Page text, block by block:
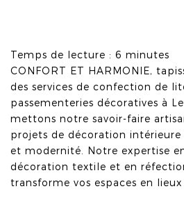
Temps de lecture : 6 minutes
CONFORT ET HARMONIE,
des services de confection de
passementeries décoratives à
mettons notre savoir-faire
projets de décoration
et modernité. Notre expertise
décoration textile et en
transforme vos espaces en